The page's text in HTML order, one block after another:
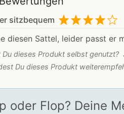
sitzbequem
diesen Sattel, leider passt er
Du dieses Produkt selbst genutzt?
Du dieses Produkt
oder Flop? Deine